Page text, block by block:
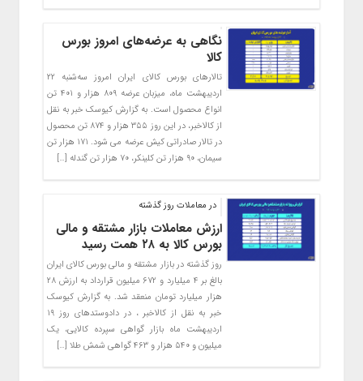
نگاهی به عرضه‌های امروز بورس
کالا
تالارهای بورس کالای ایران امروز سه‌شنبه ۲۲
اردیبهشت ماه، میزبان عرضه ۸۰۹ هزار و ۴۰۱ تن
انواع محصول است. به گزارش کیوسک خبر به نقل
از کالاخبر، در این روز ۳۵۵ هزار و ۸۷۴ تن محصول
در تالار صادراتی کیش عرضه می شود. ۱۷۱ هزار تن
سیمان، ۹۰ هزار تن کلینکر، ۷۰ هزار تن گندله […]
در معاملات روز گذشته
ارزش معاملات بازار مشتقه و مالی
بورس کالا به ۲۸ همت رسید
روز گذشته در بازار مشتقه و مالی بورس کالای ایران
بالغ بر ۴ میلیارد و ۶۷۲ میلیون قرارداد به ارزش ۲۸
هزار میلیارد تومان منعقد شد. به گزارش کیوسک
خبر به نقل از کالاخبر ، در دادوستدهای روز ۱۹
اردیبهشت ماه بازار گواهی سپرده کالایی، یک
میلیون و ۵۴۰ هزار و ۴۶۳ گواهی شمش طلا […]